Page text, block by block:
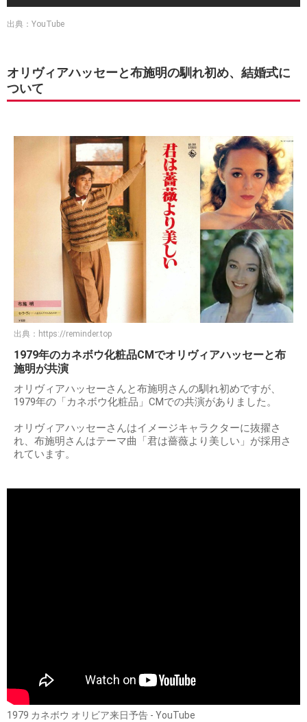
出典：YouTube
オリヴィアハッセーと布施明の馴れ初め、結婚式に
ついて
出典： https://reminder.top
1979年のカネボウ化粧品CMでオリヴィアハッセーと布
施明が共演
オリヴィアハッセーさんと布施明さんの馴れ初めですが、
1979年の「カネボウ化粧品」CMでの共演がありました。
オリヴィアハッセーさんはイメージキャラクターに抜擢さ
れ、布施明さんはテーマ曲「君は薔薇より美しい」が採用さ
れています。
1979 カネボウ オリビア来日予告 - YouTube